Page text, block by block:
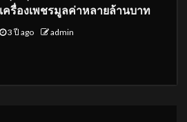
เครื่องเพชรมูลค่าหลายล้านบาท
3 ปี ago admin